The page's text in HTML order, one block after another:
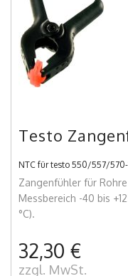
Testo
NTC für testo 550/557/
Zangenfühler für
Messbereich -40 bis
°C).
32,30 €
zzgl. MwSt.